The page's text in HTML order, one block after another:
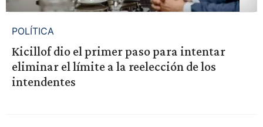
POLÍTICA
Kicillof dio el primer paso para intentar
eliminar el límite a la reelección de los
intendentes